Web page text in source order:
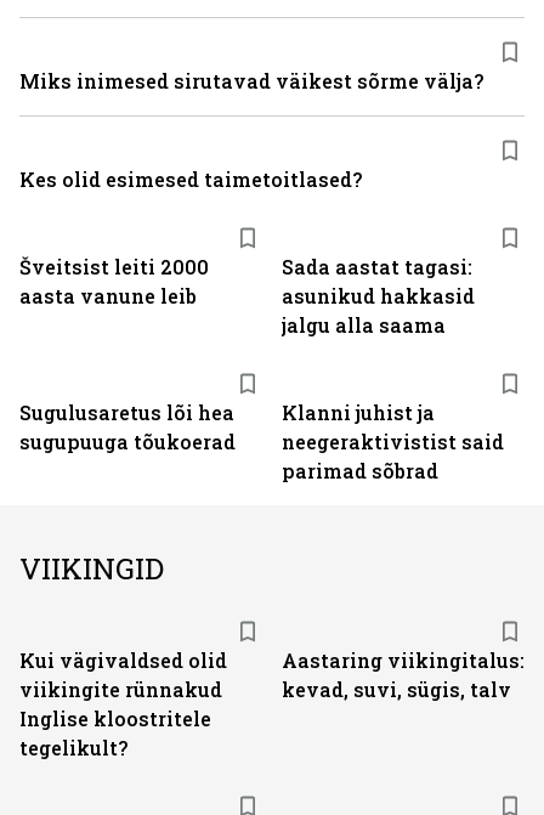
Šveitsist leiti 2000
aasta vanune leib
Sada aastat tagasi:
asunikud hakkasid
jalgu alla saama
Sugulusaretus lõi hea
sugupuuga tõukoerad
Klanni juhist ja
neegeraktivistist said
parimad sõbrad
Miks inimesed sirutavad väikest sõrme välja?
Kes olid esimesed taimetoitlased?
VIIKINGID
Kui vägivaldsed olid
viikingite rünnakud
Inglise kloostritele
tegelikult?
Aastaring viikingitalus:
kevad, suvi, sügis, talv